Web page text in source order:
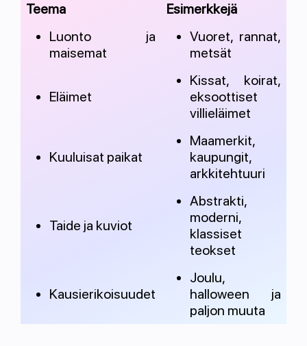
Teema
Esimerkkejä
Luonto ja
maisemat
Vuoret, rannat,
metsät
Eläimet
Kissat, koirat,
eksoottiset
villieläimet
Kuuluisat paikat
Maamerkit,
kaupungit,
arkkitehtuuri
Taide ja kuviot
Abstrakti,
moderni,
klassiset
teokset
Kausierikoisuudet
Joulu,
halloween ja
paljon muuta